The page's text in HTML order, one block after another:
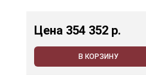
Цена 354 352 p.
В КОРЗИНУ